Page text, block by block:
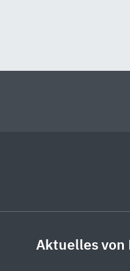
Aktuelles von